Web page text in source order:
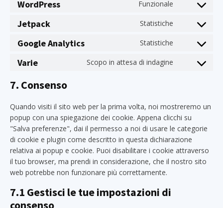
WordPress Funzionale
Consent
service
wordpress
Jetpack Statistiche
Consent
service
jetpack
Google Analytics Statistiche
Consent
service
Varie Scopo in attesa di indagine
Consent
7. Consenso
Quando visiti il sito web per la prima volta, noi mostreremo un
popup con una spiegazione dei cookie. Appena clicchi su
"Salva preferenze", dai il permesso a noi di usare le categorie
di cookie e plugin come descritto in questa dichiarazione
relativa ai popup e cookie. Puoi disabilitare i cookie attraverso
il tuo browser, ma prendi in considerazione, che il nostro sito
web potrebbe non funzionare più correttamente.
7.1 Gestisci le tue impostazioni di
consenso